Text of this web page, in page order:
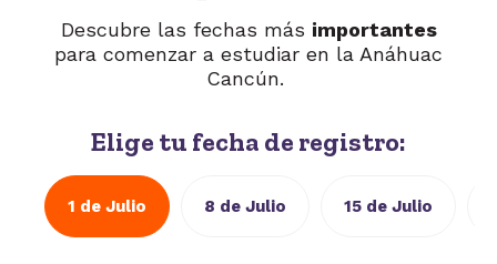
Descubre las fechas más importantes
para comenzar a estudiar en la Anáhuac
Cancún.
Elige tu fecha de registro:
1 de Julio 8 de Julio 15 de Julio